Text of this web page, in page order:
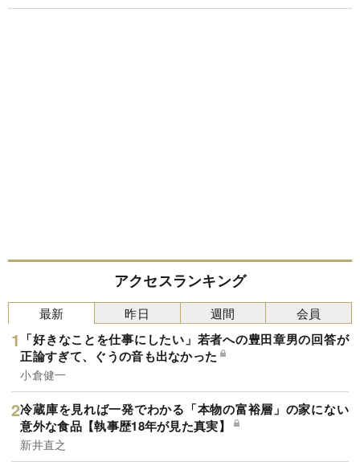
アクセスランキング
最新
「好きなことを仕事にしたい」若者への豊田章男の回答が
正論すぎて、ぐうの音も出なかった
小倉健一
冷蔵庫を見れば一発でわかる「本物の富裕層」の家にない
意外な食品【執事歴18年が見た真実】
新井直之
昨日 週間 会員